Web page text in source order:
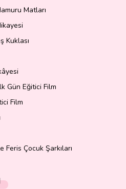
Matları
Kuklası
Gün Eğitici Film
Film
Feris Çocuk Şarkıları